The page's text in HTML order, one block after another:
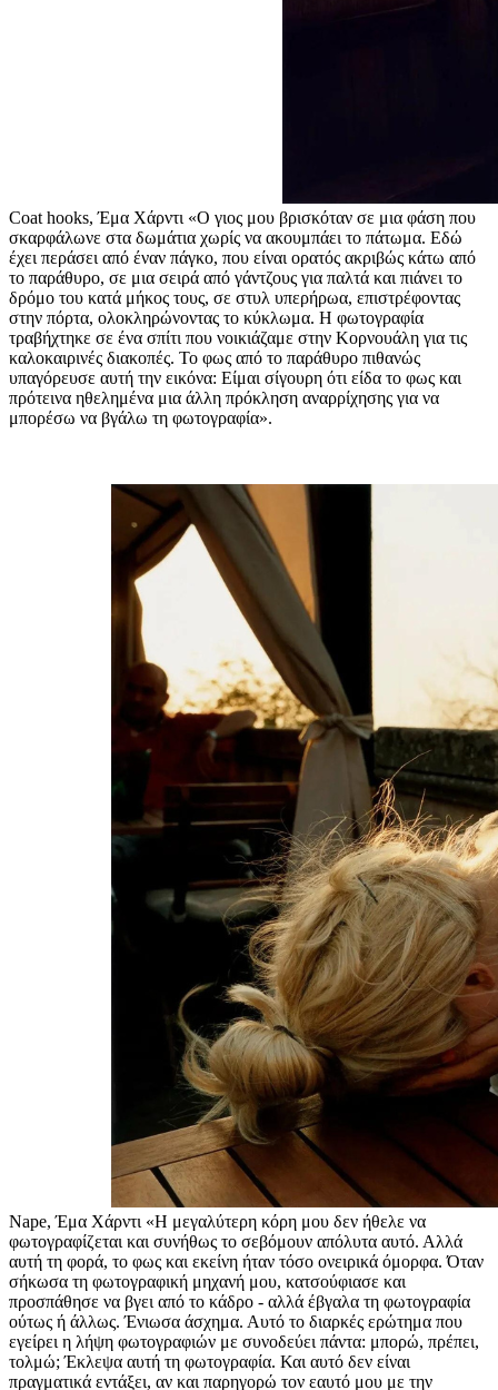
Coat hooks, Έμα Χάρντι «Ο γιος μου βρισκόταν σε μια φάση που
σκαρφάλωνε στα δωμάτια χωρίς να ακουμπάει το πάτωμα. Εδώ
έχει περάσει από έναν πάγκο, που είναι ορατός ακριβώς κάτω από
το παράθυρο, σε μια σειρά από γάντζους για παλτά και πιάνει το
δρόμο του κατά μήκος τους, σε στυλ υπερήρωα, επιστρέφοντας
στην πόρτα, ολοκληρώνοντας το κύκλωμα. Η φωτογραφία
τραβήχτηκε σε ένα σπίτι που νοικιάζαμε στην Κορνουάλη για τις
καλοκαιρινές διακοπές. Το φως από το παράθυρο πιθανώς
υπαγόρευσε αυτή την εικόνα: Είμαι σίγουρη ότι είδα το φως και
πρότεινα ηθελημένα μια άλλη πρόκληση αναρρίχησης για να
μπορέσω να βγάλω τη φωτογραφία».
Nape, Έμα Χάρντι «Η μεγαλύτερη κόρη μου δεν ήθελε να
φωτογραφίζεται και συνήθως το σεβόμουν απόλυτα αυτό. Αλλά
αυτή τη φορά, το φως και εκείνη ήταν τόσο ονειρικά όμορφα. Όταν
σήκωσα τη φωτογραφική μηχανή μου, κατσούφιασε και
προσπάθησε να βγει από το κάδρο - αλλά έβγαλα τη φωτογραφία
ούτως ή άλλως. Ένιωσα άσχημα. Αυτό το διαρκές ερώτημα που
εγείρει η λήψη φωτογραφιών με συνοδεύει πάντα: μπορώ, πρέπει,
τολμώ; Έκλεψα αυτή τη φωτογραφία. Και αυτό δεν είναι
πραγματικά εντάξει, αν και παρηγορώ τον εαυτό μου με την